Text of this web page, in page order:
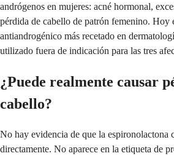
andrógenos en mujeres: acné hormonal,
pérdida de cabello de patrón femenino. Hoy
antiandrogénico más recetado en
utilizado fuera de indicación para las tres
¿Puede realmente causar
cabello?
No hay evidencia de que la espironolactona
directamente. No aparece en la etiqueta de